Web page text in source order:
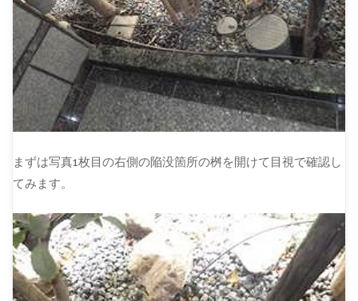
まずは写真1枚目の右側の陥没箇所の桝を開けて目視で確認し
てみます。